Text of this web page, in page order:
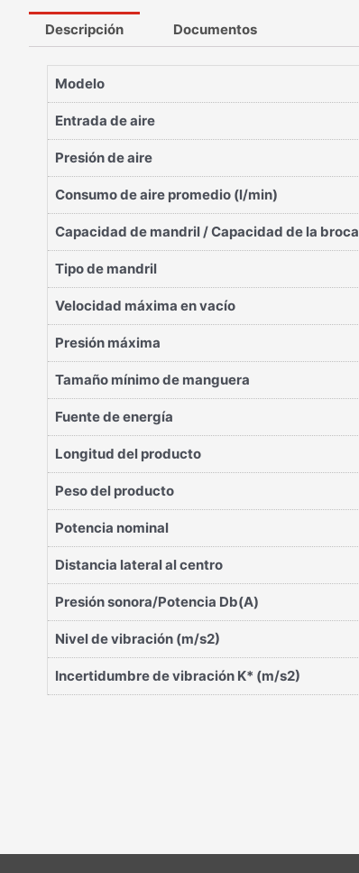
Descripción Documentos
Modelo
Entrada de aire
Presión de aire
Consumo de aire promedio (l/min)
Capacidad de mandril / Capacidad de la broca
Tipo de mandril
Velocidad máxima en vacío
Presión máxima
Tamaño mínimo de manguera
Fuente de energía
Longitud del producto
Peso del producto
Potencia nominal
Distancia lateral al centro
Presión sonora/Potencia Db(A)
Nivel de vibración (m/s2)
Incertidumbre de vibración K* (m/s2)